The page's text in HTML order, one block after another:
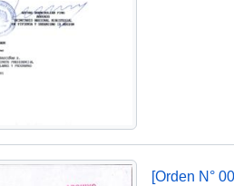
[Orden N°